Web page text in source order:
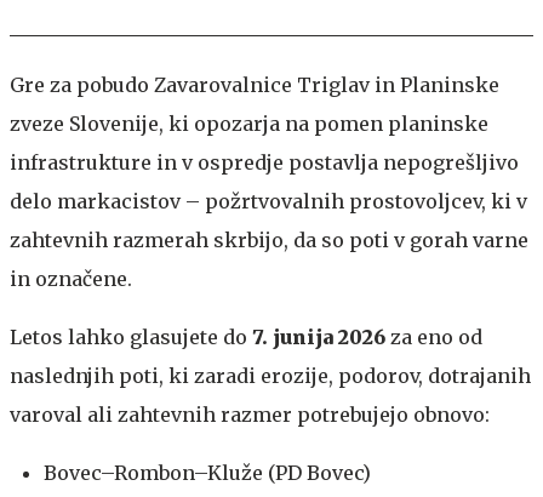
Gre za pobudo Zavarovalnice Triglav in Planinske
zveze Slovenije, ki opozarja na pomen planinske
infrastrukture in v ospredje postavlja nepogrešljivo
delo markacistov – požrtvovalnih prostovoljcev, ki v
zahtevnih razmerah skrbijo, da so poti v gorah varne
in označene.
Letos lahko glasujete do 7. junija 2026 za eno od
naslednjih poti, ki zaradi erozije, podorov, dotrajanih
varoval ali zahtevnih razmer potrebujejo obnovo:
Bovec–Rombon–Kluže (PD Bovec)